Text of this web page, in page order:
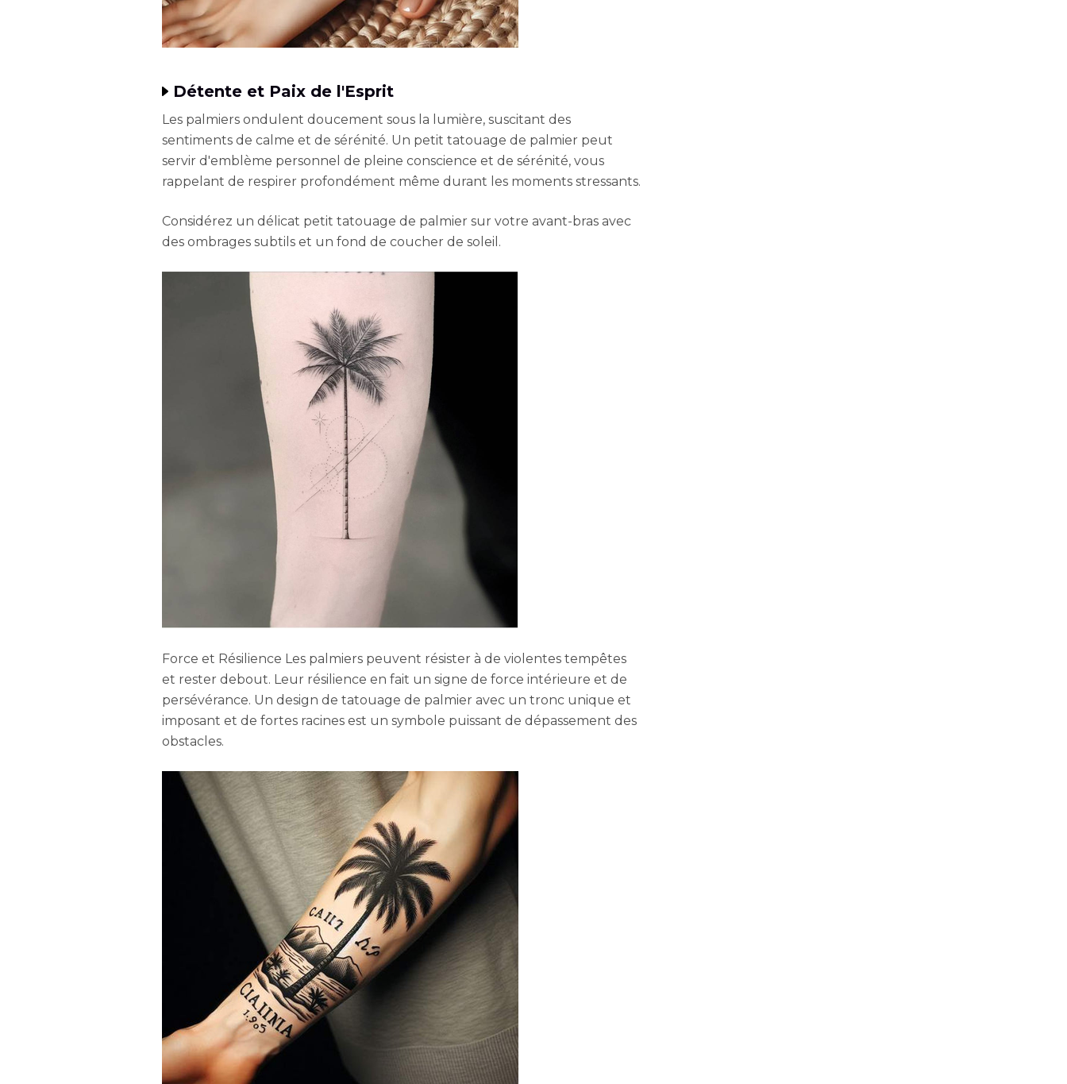
Détente et Paix de l'Esprit
Les palmiers ondulent doucement sous la lumière, suscitant des
sentiments de calme et de sérénité. Un petit tatouage de palmier peut
servir d'emblème personnel de pleine conscience et de sérénité, vous
rappelant de respirer profondément même durant les moments stressants.
Considérez un délicat petit tatouage de palmier sur votre avant-bras avec
des ombrages subtils et un fond de coucher de soleil.
Force et Résilience Les palmiers peuvent résister à de violentes tempêtes
et rester debout. Leur résilience en fait un signe de force intérieure et de
persévérance. Un design de tatouage de palmier avec un tronc unique et
imposant et de fortes racines est un symbole puissant de dépassement des
obstacles.